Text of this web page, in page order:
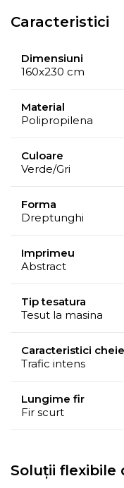
si pana la cele cu
Periati sau aspirati
directa a soarelui.
Se recomanda
Caracteristici
Dimensiuni
160x230 cm
Material
Polipropilena
Culoare
Verde/Gri
Forma
Dreptunghi
Imprimeu
Abstract
Tip tesatura
Tesut la masina
Caracteristici cheie
Trafic intens
Lungime fir
Fir scurt
Soluții flexibile